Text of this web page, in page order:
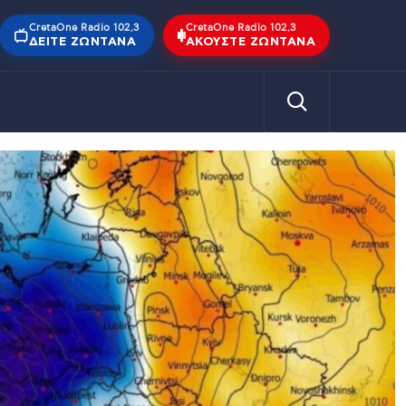
CretaOne Radio 102,3
ΔΕΊΤΕ ΖΩΝΤΑΝΆ
CretaOne Radio 102,3
ΑΚΟΎΣΤΕ ΖΩΝΤΑΝΆ